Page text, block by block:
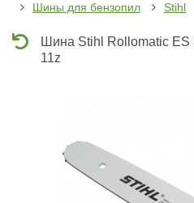
Шины для бензопил
Stihl
Шина Stihl Rollomatic ES
11z